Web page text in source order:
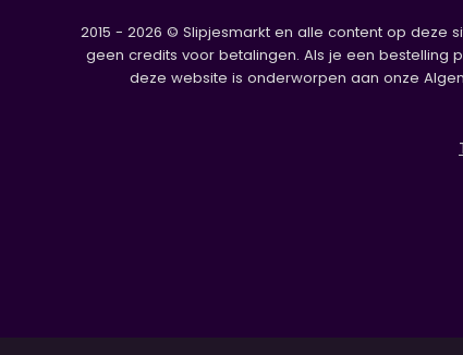
2015 - 2026 © Slipjesmarkt en alle content op deze
geen credits voor betalingen. Als je een bestelling
deze website is onderworpen aan onze